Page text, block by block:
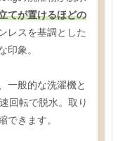
てが置けるほどの
レスを基調とした
印象。
一般的な洗濯機と
回転で脱水。取り
できます。